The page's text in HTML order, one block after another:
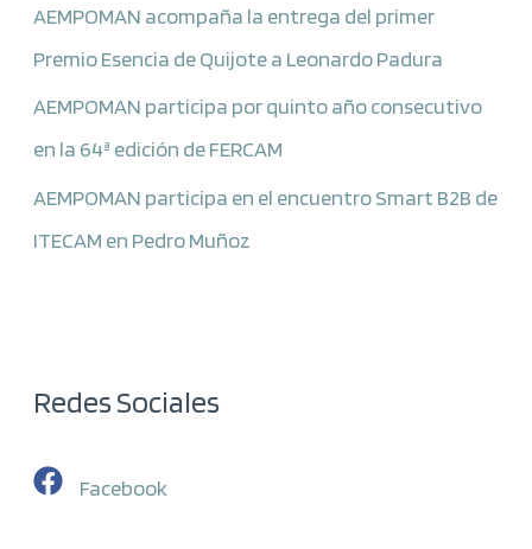
AEMPOMAN acompaña la entrega del primer
Premio Esencia de Quijote a Leonardo Padura
AEMPOMAN participa por quinto año consecutivo
en la 64ª edición de FERCAM
AEMPOMAN participa en el encuentro Smart B2B de
ITECAM en Pedro Muñoz
Redes Sociales
Facebook